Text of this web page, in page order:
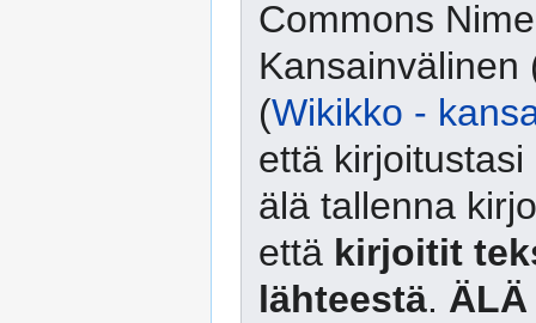
Commons
Kansainvälinen
(Wikikko -
että
älä tallenna
että kirjoitit
lähteestä. ÄLÄ